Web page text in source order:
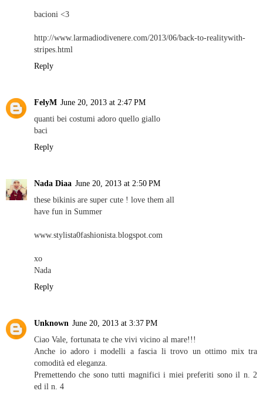
bacioni <3
http://www.larmadiodivenere.com/2013/06/back-to-realitywith-
stripes.html
Reply
FelyM June 20, 2013 at 2:47 PM
quanti bei costumi adoro quello giallo
baci
Reply
Nada Diaa June 20, 2013 at 2:50 PM
these bikinis are super cute ! love them all
have fun in Summer
www.stylista0fashionista.blogspot.com
xo
Nada
Reply
Unknown June 20, 2013 at 3:37 PM
Ciao Vale, fortunata te che vivi vicino al mare!!!
Anche io adoro i modelli a fascia li trovo un ottimo mix tra
comodità ed eleganza.
Premettendo che sono tutti magnifici i miei preferiti sono il n. 2
ed il n. 4